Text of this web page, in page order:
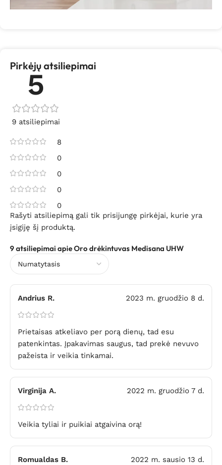
Pirkėjų atsiliepimai
5
9 atsiliepimai
8
0
0
0
0
9 atsiliepimai apieOro drėkintuvas Medisana UHW
Andrius R. 2023 m. gruodžio 8 d.
Prietaisas atkeliavo per porą dienų, tad esu
patenkintas. Įpakavimas saugus, tad prekė nevuvo
pažeista ir veikia tinkamai.
Virginija A. 2022 m. gruodžio 7 d.
Veikia tyliai ir puikiai atgaivina orą!
Romualdas B. 2022 m. sausio 13 d.
Rašyti atsiliepimą gali tik prisijungę pirkėjai, kurie yra
įsigiję šį produktą.